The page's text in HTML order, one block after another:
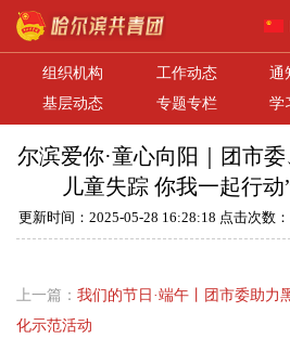
组织机构 工作动态 通
基层动态
专题专栏 学
尔滨爱你·童心向阳｜团市
儿童失踪 你我一起行
更新时间：2025-05-28 16:28:18 点击次数
上一篇： 我们的节日·端午丨团市委助力
化示范活动